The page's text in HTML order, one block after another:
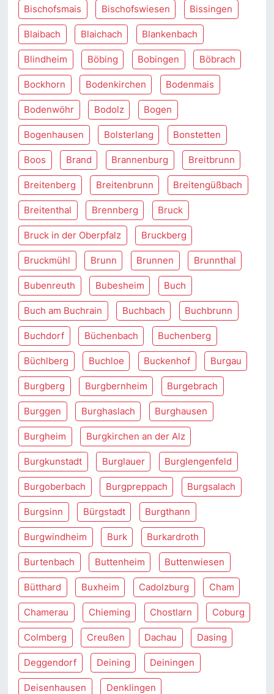
Bischofsmais Bischofswiesen Bissingen
Blaibach Blaichach Blankenbach
Blindheim Böbing Bobingen Böbrach
Bockhorn Bodenkirchen Bodenmais
Bodenwöhr Bodolz Bogen
Bogenhausen Bolsterlang Bonstetten
Boos Brand Brannenburg Breitbrunn
Breitenberg Breitenbrunn Breitengüßbach
Breitenthal Brennberg Bruck
Bruck in der Oberpfalz Bruckberg
Bruckmühl Brunn Brunnen Brunnthal
Bubenreuth Bubesheim Buch
Buch am Buchrain Buchbach Buchbrunn
Buchdorf Büchenbach Buchenberg
Büchlberg Buchloe Buckenhof Burgau
Burgberg Burgbernheim Burgebrach
Burggen Burghaslach Burghausen
Burgheim Burgkirchen an der Alz
Burgkunstadt Burglauer Burglengenfeld
Burgoberbach Burgpreppach Burgsalach
Burgsinn Bürgstadt Burgthann
Burgwindheim Burk Burkardroth
Burtenbach Buttenheim Buttenwiesen
Bütthard Buxheim Cadolzburg Cham
Chamerau Chieming Chostlarn Coburg
Colmberg Creußen Dachau Dasing
Deggendorf Deining Deiningen
Deisenhausen Denklingen